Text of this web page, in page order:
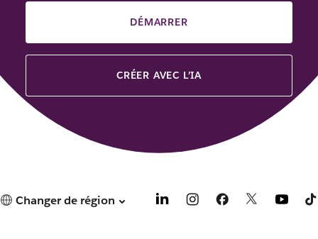
DÉMARRER
CRÉER AVEC L’IA
Changer de région